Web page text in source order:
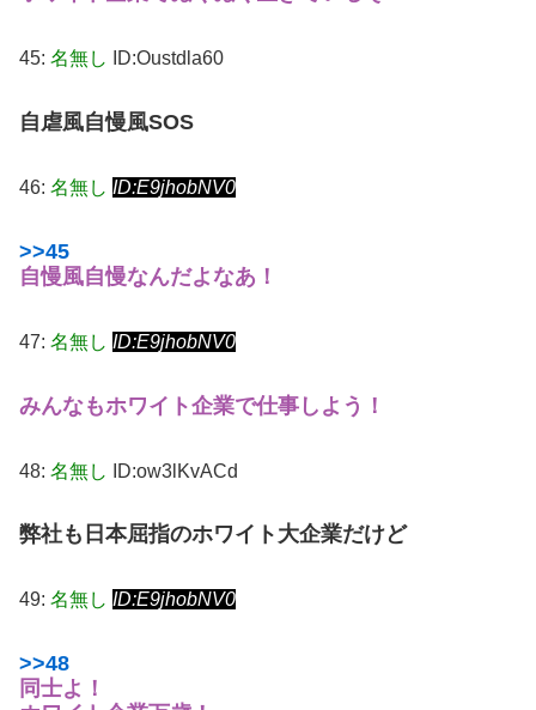
45: 名無し ID:Oustdla60
自虐風自慢風SOS
46: 名無し ID:E9jhobNV0
>>45
自慢風自慢なんだよなあ！
47: 名無し ID:E9jhobNV0
みんなもホワイト企業で仕事しよう！
48: 名無し ID:ow3lKvACd
弊社も日本屈指のホワイト大企業だけど
49: 名無し ID:E9jhobNV0
>>48
同士よ！